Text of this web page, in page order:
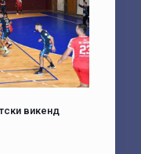
викенд